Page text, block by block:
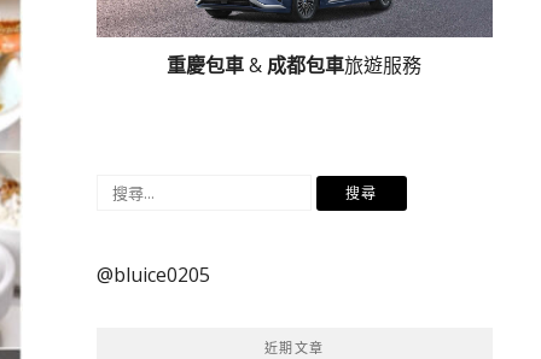
重慶包車&成都包車旅遊服務
搜
鍵
@bluice0205
近期文章